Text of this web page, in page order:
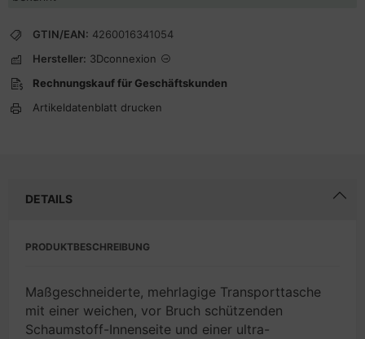
GTIN/EAN: 4260016341054
Hersteller: 3Dconnexion
Rechnungskauf für Geschäftskunden
Artikeldatenblatt drucken
DETAILS
PRODUKTBESCHREIBUNG
Maßgeschneiderte, mehrlagige Transporttasche
mit einer weichen, vor Bruch schützenden
Schaumstoff-Innenseite und einer ultra-